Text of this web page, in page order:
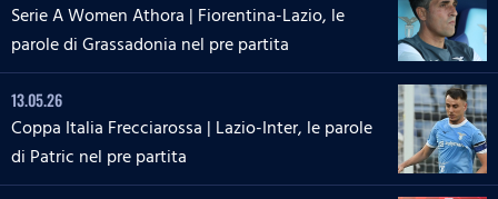
Serie A Women Athora | Fiorentina-Lazio, le
parole di Grassadonia nel pre partita
13.05.26
Coppa Italia Frecciarossa | Lazio-Inter, le parole
di Patric nel pre partita